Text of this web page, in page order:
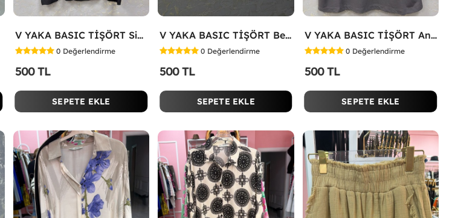
V YAKA BASIC TİŞÖRT Siyah
0 Değerlendirme
500 TL
SEPETE EKLE
V YAKA BASIC TİŞÖRT Beyaz
0 Değerlendirme
500 TL
SEPETE EKLE
V YAKA BASIC TİŞÖRT Antrasit
0 Değerlendirme
500 TL
SEPETE EKLE